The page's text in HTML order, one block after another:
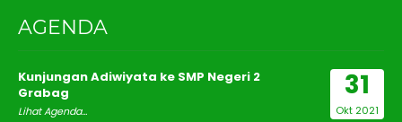
AGENDA
31
Okt 2021
Kunjungan Adiwiyata ke SMP Negeri 2
Grabag
Lihat Agenda...